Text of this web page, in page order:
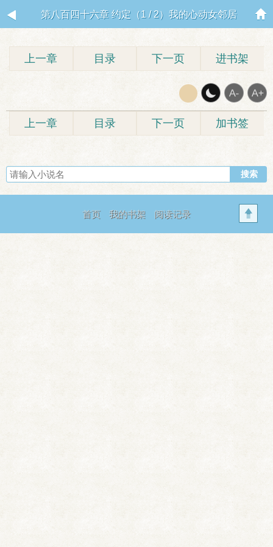
第八百四十六章 约定（1 / 2）我的心动女邻居
上一章 目录 下一页 进书架
上一章 目录 下一页 加书签
首页 我的书架 阅读记录